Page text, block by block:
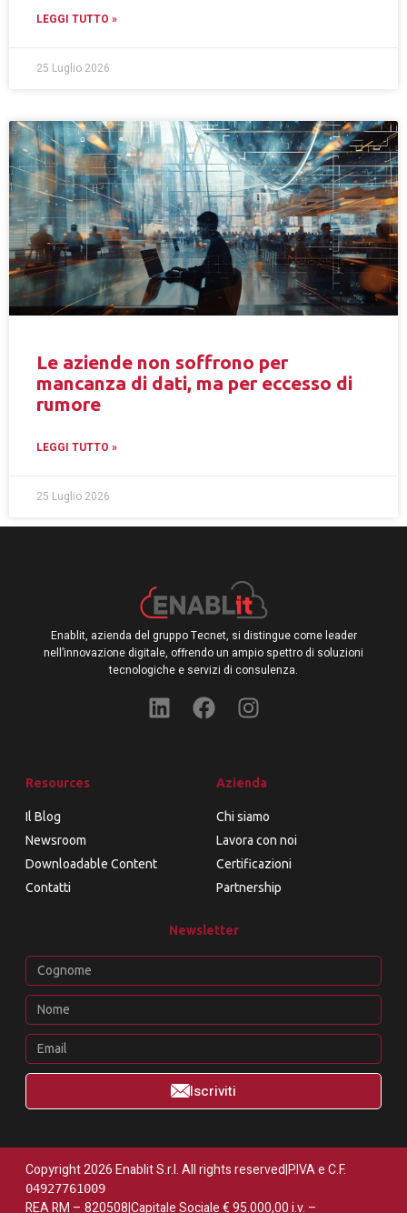
LEGGI TUTTO »
25 Luglio 2026
Le aziende non soffrono per
mancanza di dati, ma per eccesso di
rumore
LEGGI TUTTO »
25 Luglio 2026
Enablit, azienda del gruppo Tecnet, si distingue come leader
nell’innovazione digitale, offrendo un ampio spettro di soluzioni
tecnologiche e servizi di consulenza.
Resources
Il Blog
Newsroom
Downloadable Content
Contatti
Azienda
Chi siamo
Lavora con noi
Certificazioni
Partnership
Newsletter
Iscriviti
Copyright 2026 Enablit S.r.l. All rights reserved|P.IVA e C.F.
04927761009
REA RM – 820508|Capitale Sociale € 95.000,00 i.v. –